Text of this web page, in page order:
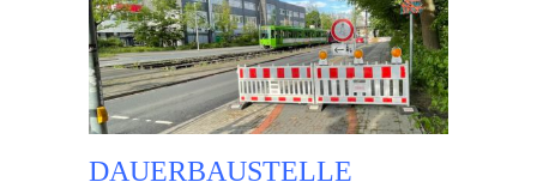
DAUERBAUSTELLE